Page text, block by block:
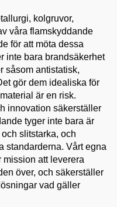
kolgruvor,
våra flamskyddande
för att möta dessa
inte bara brandsäkerhet
såsom antistatisk,
gör dem idealiska för
är en risk.
innovation säkerställer
tyger inte bara är
slitstarka, och
standarderna. Vårt egna
att leverera
över, och säkerställer
vad gäller